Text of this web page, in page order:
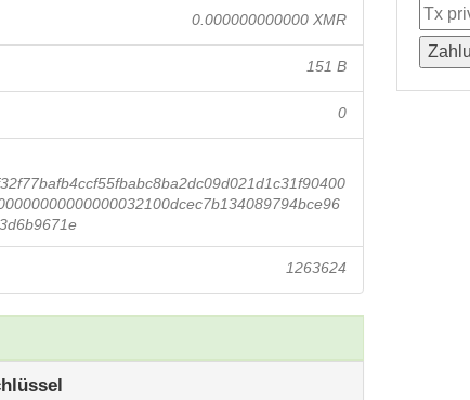
0.000000000000 XMR
151 B
0
1263624